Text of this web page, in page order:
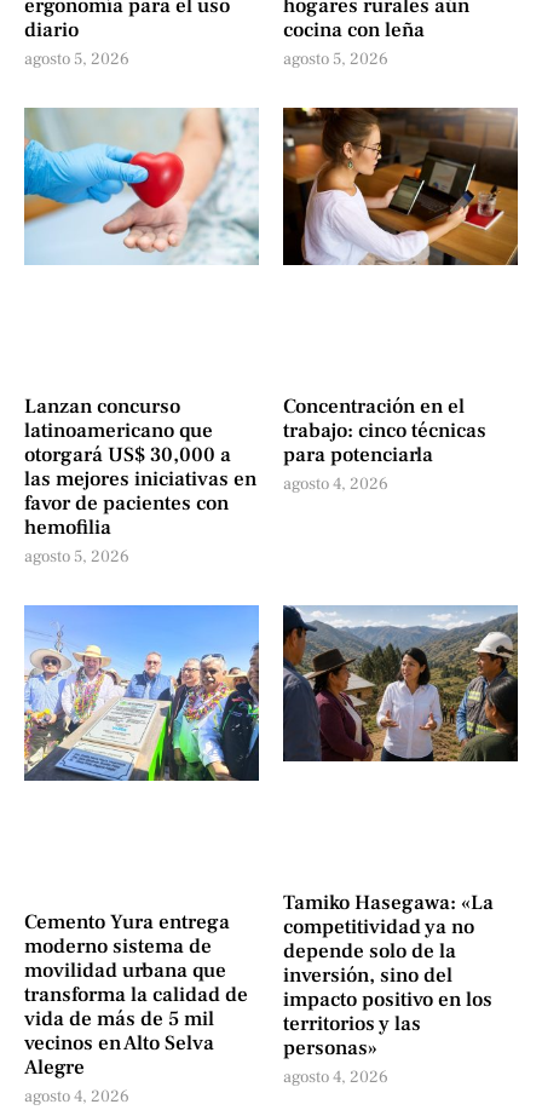
ergonomía para el uso
diario
agosto 5, 2026
hogares rurales aún
cocina con leña
agosto 5, 2026
Lanzan concurso
latinoamericano que
otorgará US$ 30,000 a
las mejores iniciativas en
favor de pacientes con
hemofilia
agosto 5, 2026
Concentración en el
trabajo: cinco técnicas
para potenciarla
agosto 4, 2026
Cemento Yura entrega
moderno sistema de
movilidad urbana que
transforma la calidad de
vida de más de 5 mil
vecinos en Alto Selva
Alegre
agosto 4, 2026
Tamiko Hasegawa: «La
competitividad ya no
depende solo de la
inversión, sino del
impacto positivo en los
territorios y las
personas»
agosto 4, 2026